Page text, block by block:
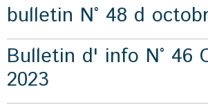
bulletin N° 48 d
Bulletin d' info N° 46
2023